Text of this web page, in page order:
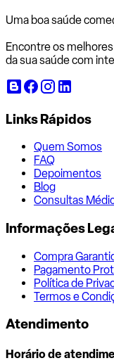
Uma boa saúde
Encontre os
da sua saúde com
Links Rápidos
Quem Somos
FAQ
Depoimentos
Blog
Consultas
Informações
Compra
Pagamento
Política de
Termos e
Atendimento
Horário de